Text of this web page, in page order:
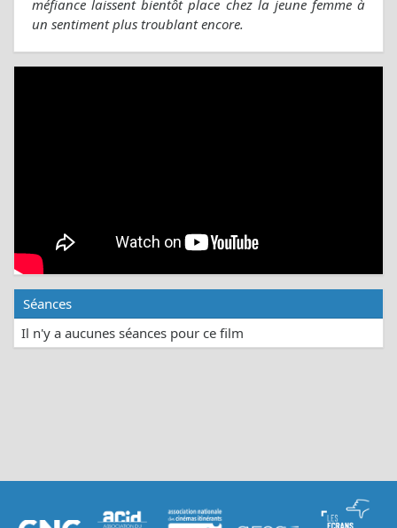
méfiance laissent bientôt place chez la jeune femme à
un sentiment plus troublant encore.
Séances
Il n'y a aucunes séances pour ce film